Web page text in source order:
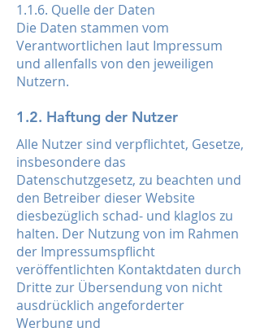
1.1.6. Quelle der Daten
Die Daten stammen vom
Verantwortlichen laut Impressum
und allenfalls von den jeweiligen
Nutzern.
1.2. Haftung der Nutzer
Alle Nutzer sind verpflichtet, Gesetze,
insbesondere das
Datenschutzgesetz, zu beachten und
den Betreiber dieser Website
diesbezüglich schad- und klaglos zu
halten. Der Nutzung von im Rahmen
der Impressumspflicht
veröffentlichten Kontaktdaten durch
Dritte zur Übersendung von nicht
ausdrücklich angeforderter
Werbung und